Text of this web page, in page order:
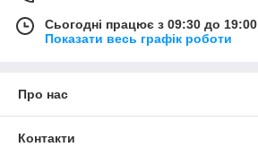
Сьогодні працює з 09:30 до 19:00
Показати весь графік роботи
Про нас
Контакти